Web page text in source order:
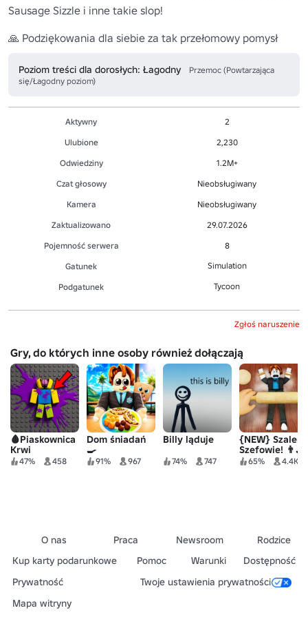
Sausage Sizzle i inne takie slop!
🙏 Podziękowania dla siebie za tak przełomowy pomysł
Poziom treści dla dorosłych: Łagodny
Przemoc (Powtarzająca
się/Łagodny poziom)
Aktywny
2
Ulubione
2,230
Odwiedziny
1.2M+
Czat głosowy
Nieobsługiwany
Kamera
Nieobsługiwany
Zaktualizowano
29.07.2026
Pojemność serwera
8
Gatunek
Simulation
Podgatunek Tycoon
Zgłoś naruszenie
Gry, do których inne osoby również dołączają
🩸Piaskownica
Krwi
47% 458
Dom śniadań
🍳
91% 967
Billy ląduje
74% 747
{NEW} Szaleni
Szefowie! 👨‍🍳
65% 4.4K
O nas Praca Newsroom
Rodzice
Kup karty podarunkowe
Pomoc Warunki
Dostępność
Prywatność
Twoje ustawienia prywatności
Mapa witryny